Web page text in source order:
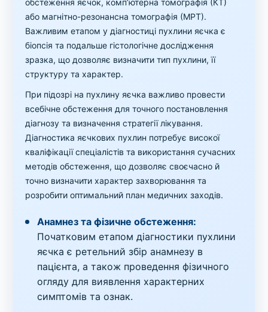
або магнітно-резонансна томографія (МРТ).
Важливим етапом у діагностиці пухлини яєчка є
біопсія та подальше гістологічне дослідження
зразка, що дозволяє визначити тип пухлини, її
структуру та характер.
При підозрі на пухлину яєчка важливо провести
всебічне обстеження для точного постановлення
діагнозу та визначення стратегії лікування.
Діагностика яєчкових пухлин потребує високої
кваліфікації спеціалістів та використання сучасних
методів обстеження, що дозволяє своєчасно й
точно визначити характер захворювання та
розробити оптимальний план медичних заходів.
Анамнез та фізичне обстеження:
Початковим етапом діагностики пухлини
яєчка є ретельний збір анамнезу в
пацієнта, а також проведення фізичного
огляду для виявлення характерних
симптомів та ознак.